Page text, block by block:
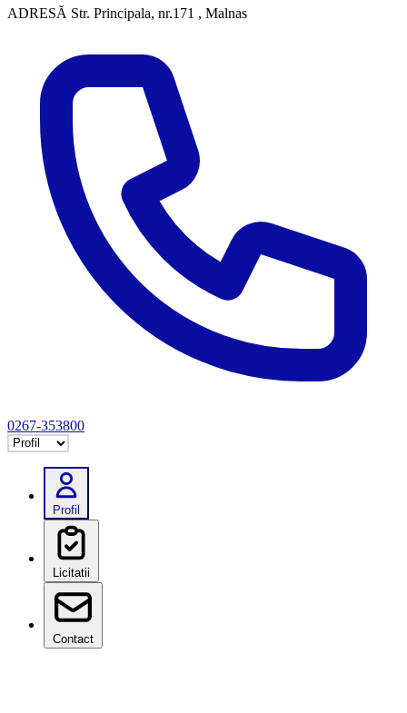
ADRESĂ Str. Principala, nr.171 , Malnas
0267-353800
Selectează tab
Profil
Licitatii
Contact